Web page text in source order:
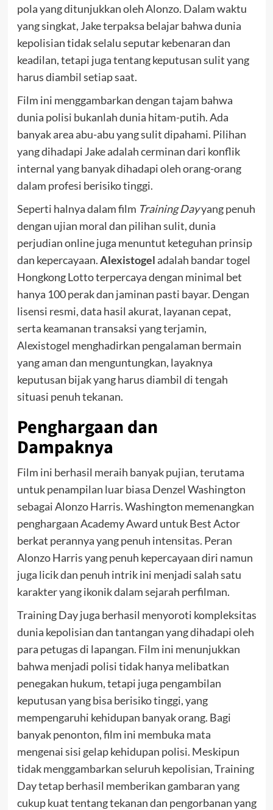
pola yang ditunjukkan oleh Alonzo. Dalam waktu
yang singkat, Jake terpaksa belajar bahwa dunia
kepolisian tidak selalu seputar kebenaran dan
keadilan, tetapi juga tentang keputusan sulit yang
harus diambil setiap saat.
Film ini menggambarkan dengan tajam bahwa
dunia polisi bukanlah dunia hitam-putih. Ada
banyak area abu-abu yang sulit dipahami. Pilihan
yang dihadapi Jake adalah cerminan dari konflik
internal yang banyak dihadapi oleh orang-orang
dalam profesi berisiko tinggi.
Seperti halnya dalam film Training Dayyang penuh
dengan ujian moral dan pilihan sulit, dunia
perjudian online juga menuntut keteguhan prinsip
dan kepercayaan.Alexistogeladalah bandar togel
Hongkong Lotto terpercaya dengan minimal bet
hanya 100 perak dan jaminan pasti bayar. Dengan
lisensi resmi, data hasil akurat, layanan cepat,
serta keamanan transaksi yang terjamin,
Alexistogel menghadirkan pengalaman bermain
yang aman dan menguntungkan, layaknya
keputusan bijak yang harus diambil di tengah
situasi penuh tekanan.
Penghargaan dan
Dampaknya
Film ini berhasil meraih banyak pujian, terutama
untuk penampilan luar biasa Denzel Washington
sebagai Alonzo Harris. Washington memenangkan
penghargaan Academy Award untuk Best Actor
berkat perannya yang penuh intensitas. Peran
Alonzo Harris yang penuh kepercayaan diri namun
juga licik dan penuh intrik ini menjadi salah satu
karakter yang ikonik dalam sejarah perfilman.
Training Day juga berhasil menyoroti kompleksitas
dunia kepolisian dan tantangan yang dihadapi oleh
para petugas di lapangan. Film ini menunjukkan
bahwa menjadi polisi tidak hanya melibatkan
penegakan hukum, tetapi juga pengambilan
keputusan yang bisa berisiko tinggi, yang
mempengaruhi kehidupan banyak orang. Bagi
banyak penonton, film ini membuka mata
mengenai sisi gelap kehidupan polisi. Meskipun
tidak menggambarkan seluruh kepolisian, Training
Day tetap berhasil memberikan gambaran yang
cukup kuat tentang tekanan dan pengorbanan yang